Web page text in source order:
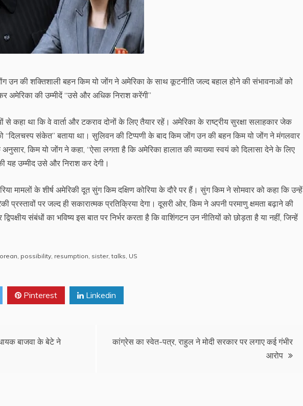
उन की शक्तिशाली बहन किम यो जोंग ने अमेरिका के साथ कूटनीति जल्द बहाल होने की संभावनाओं को
अमेरिका की उम्मीदें ‘‘उसे और अधिक निराश करेंगी’’
कहा था कि वे वार्ता और टकराव दोनों के लिए तैयार रहें। अमेरिका के राष्ट्रीय सुरक्षा सलाहकार जेक
संकेत’’ बताया था। सुलिवन की टिप्पणी के बाद किम जोंग उन की बहन किम यो जोंग ने मंगलवार
किम यो जोंग ने कहा, ‘‘ऐसा लगता है कि अमेरिका हालात की व्याख्या स्वयं को दिलासा देने के लिए
यह उम्मीद उसे और निराश कर देगी।
मामलों के शीर्ष अमेरिकी दूत सुंग किम दक्षिण कोरिया के दौरे पर हैं। सुंग किम ने सोमवार को कहा कि उन्हें
प्रस्तावों पर जल्द ही सकारात्मक प्रतिक्रिया देगा। दूसरी ओर, किम ने अपनी परमाणु क्षमता बढ़ाने की
संबंधों का भविष्य इस बात पर निर्भर करता है कि वाशिंगटन उन नीतियों को छोड़ता है या नहीं, जिन्हें
possibility resumption sister,talks US
Pinterest Linkedin
बाजवा के बेटे ने
कांग्रेस का स्वेत-पत्र, राहुल ने मोदी सरकार पर लगाए कई गंभीर
आरोप